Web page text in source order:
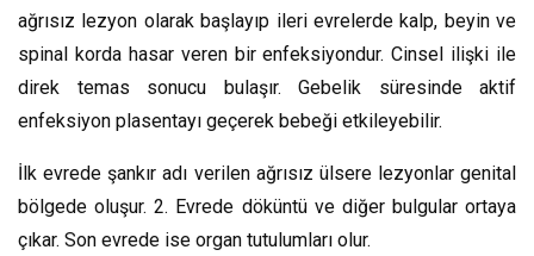
ağrısız lezyon olarak başlayıp ileri evrelerde kalp, beyin ve
spinal korda hasar veren bir enfeksiyondur. Cinsel ilişki ile
direk temas sonucu bulaşır. Gebelik süresinde aktif
enfeksiyon plasentayı geçerek bebeği etkileyebilir.
İlk evrede şankır adı verilen ağrısız ülsere lezyonlar genital
bölgede oluşur. 2. Evrede döküntü ve diğer bulgular ortaya
çıkar. Son evrede ise organ tutulumları olur.